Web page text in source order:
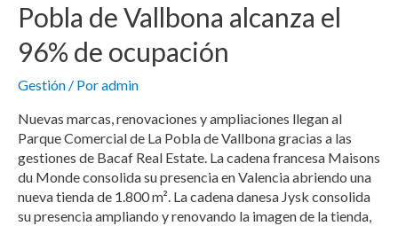
Pobla de Vallbona alcanza el
96% de ocupación
Gestión / Poradmin
Nuevas marcas, renovaciones y ampliaciones llegan al
Parque Comercial de La Pobla de Vallbona gracias a las
gestiones de Bacaf Real Estate. La cadena francesa Maisons
du Monde consolida su presencia en Valencia abriendo una
nueva tienda de 1.800 m². La cadena danesa Jysk consolida
su presencia ampliando y renovando la imagen de la tienda,